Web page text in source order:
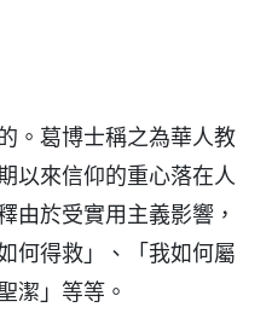
。葛博士稱之為華人教
以來信仰的重心落在人
由於受實用主義影響，
何得救」、「我如何屬
潔」等等。